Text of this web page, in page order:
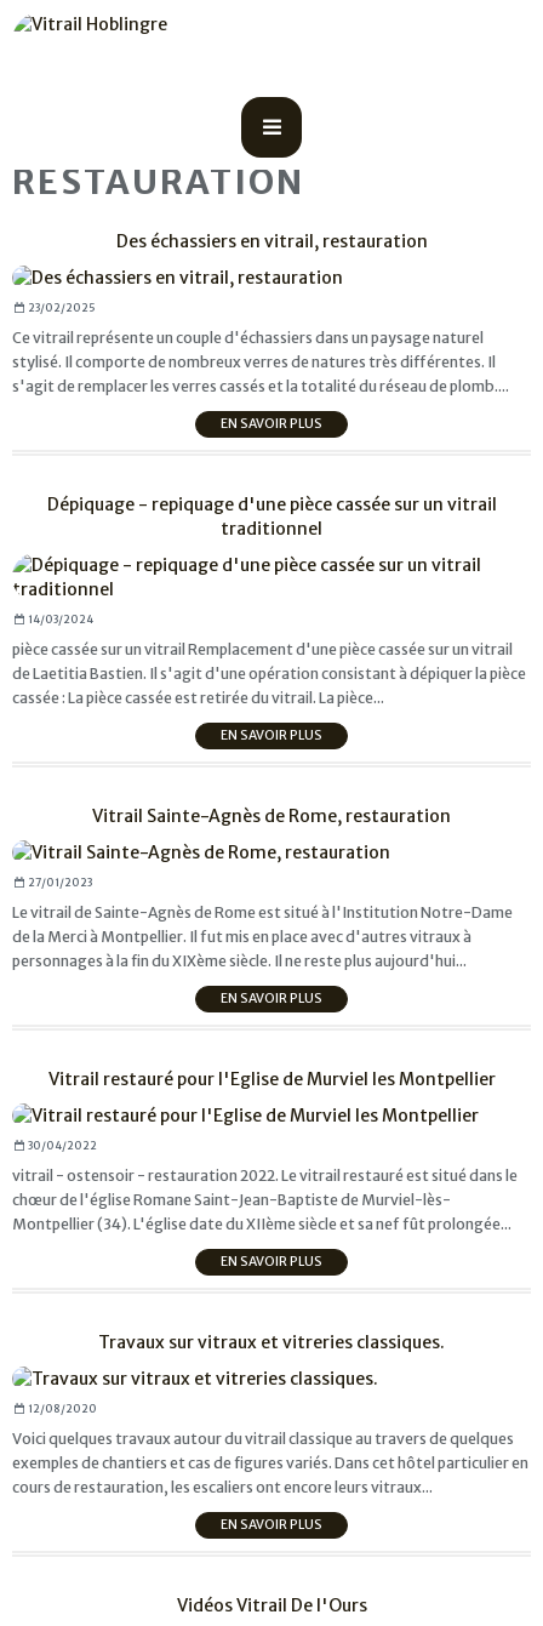
RESTAURATION
Des échassiers en vitrail, restauration
23/02/2025
Ce vitrail représente un couple d'échassiers dans un paysage naturel
stylisé. Il comporte de nombreux verres de natures très différentes. Il
s'agit de remplacer les verres cassés et la totalité du réseau de plomb....
EN SAVOIR PLUS
Dépiquage - repiquage d'une pièce cassée sur un vitrail
traditionnel
14/03/2024
pièce cassée sur un vitrail Remplacement d'une pièce cassée sur un vitrail
de Laetitia Bastien. Il s'agit d'une opération consistant à dépiquer la pièce
cassée : La pièce cassée est retirée du vitrail. La pièce...
EN SAVOIR PLUS
Vitrail Sainte-Agnès de Rome, restauration
27/01/2023
Le vitrail de Sainte-Agnès de Rome est situé à l'Institution Notre-Dame
de la Merci à Montpellier. Il fut mis en place avec d'autres vitraux à
personnages à la fin du XIXème siècle. Il ne reste plus aujourd'hui...
EN SAVOIR PLUS
Vitrail restauré pour l'Eglise de Murviel les Montpellier
30/04/2022
vitrail - ostensoir - restauration 2022. Le vitrail restauré est situé dans le
chœur de l'église Romane Saint-Jean-Baptiste de Murviel-lès-
Montpellier (34). L'église date du XIIème siècle et sa nef fût prolongée...
EN SAVOIR PLUS
Travaux sur vitraux et vitreries classiques.
12/08/2020
Voici quelques travaux autour du vitrail classique au travers de quelques
exemples de chantiers et cas de figures variés. Dans cet hôtel particulier en
cours de restauration, les escaliers ont encore leurs vitraux...
EN SAVOIR PLUS
Vidéos Vitrail De l'Ours